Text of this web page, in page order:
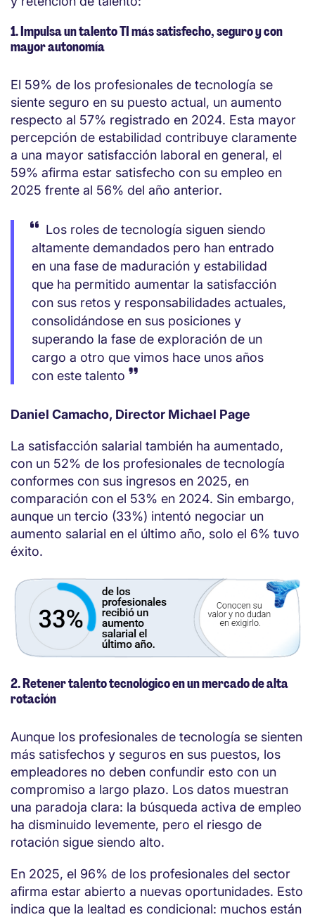
1. Impulsa un talento TI más satisfecho, seguro y con
mayor autonomía
El 59% de los profesionales de tecnología se
siente seguro en su puesto actual, un aumento
respecto al 57% registrado en 2024. Esta mayor
percepción de estabilidad contribuye claramente
a una mayor satisfacción laboral en general, el
59% afirma estar satisfecho con su empleo en
2025 frente al 56% del año anterior.
Los roles de tecnología siguen siendo
altamente demandados pero han entrado
en una fase de maduración y estabilidad
que ha permitido aumentar la satisfacción
con sus retos y responsabilidades actuales,
consolidándose en sus posiciones y
superando la fase de exploración de un
cargo a otro que vimos hace unos años
con este talento
Daniel Camacho, Director Michael Page
La satisfacción salarial también ha aumentado,
con un 52% de los profesionales de tecnología
conformes con sus ingresos en 2025, en
comparación con el 53% en 2024. Sin embargo,
aunque un tercio (33%) intentó negociar un
aumento salarial en el último año, solo el 6% tuvo
éxito.
2. Retener talento tecnológico en un mercado de alta
rotación
Aunque los profesionales de tecnología se sienten
más satisfechos y seguros en sus puestos, los
empleadores no deben confundir esto con un
compromiso a largo plazo. Los datos muestran
una paradoja clara: la búsqueda activa de empleo
ha disminuido levemente, pero el riesgo de
rotación sigue siendo alto.
En 2025, el 96% de los profesionales del sector
afirma estar abierto a nuevas oportunidades. Esto
indica que la lealtad es condicional: muchos están